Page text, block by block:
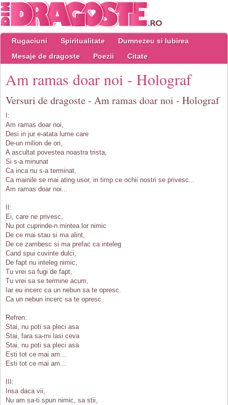
Rugaciuni Spiritualitate
Dumnezeu si Iubirea
Mesaje de dragoste
Poezii Citate
Am ramas doar noi - Holograf
Versuri de dragoste - Am ramas doar noi - Holograf
I:
Am ramas doar noi,
Desi in jur e-atata lume care
De-un milion de ori,
A ascultat povestea noastra trista,
Si s-a minunat
Ca inca nu s-a terminat,
Ca mainile se mai ating usor, in timp ce ochii nostri se privesc...
Am ramas doar noi...
II:
Ei, care ne privesc,
Nu pot cuprinde-n mintea lor nimic
De ce mai stau si ma alint,
De ce zambesc si ma prefac ca inteleg
Cand spui cuvinte dulci,
De fapt nu inteleg nimic,
Tu vrei sa fugi de fapt,
Tu vrei sa se termine acum,
Iar eu incerc ca un nebun sa te opresc.
Ca un nebun incerc sa te opresc.
Refren:
Stai, nu poti sa pleci asa
Stai, fara sa-mi lasi ceva
Stai, nu poti sa pleci asa
Esti tot ce mai am...
Esti tot ce mai am...
III:
Insa daca vii,
Nu am sa-ti spun nimic, sa stii,